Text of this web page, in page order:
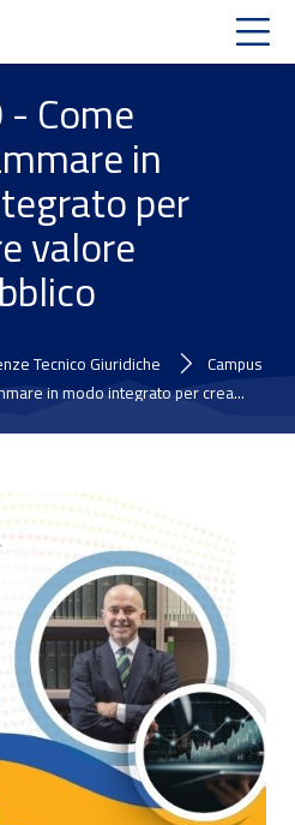
- Come
in
per
valore
Tecnico Giuridiche
Campus
in modo integrato per crea...